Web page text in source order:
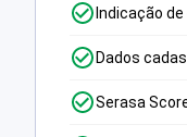
Indicação
Dados
Serasa